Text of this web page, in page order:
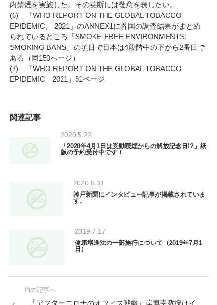
内禁煙を実施した。その英断には敬意を表したい。
(6) 「WHO REPORT ON THE GLOBAL TOBACCO
EPIDEMIC、 2021」のANNEX1に各国の調査結果がまとめ
られているところ「SMOKE-FREE ENVIRONMENTS:
SMOKING BANS」の項目で日本は4段階中の下から2番目で
ある（同150ページ）
(7) 「WHO REPORT ON THE GLOBAL TOBACCO
EPIDEMIC 2021」51ページ
関連記事
2020.5.22
「2020年4月1日は受動喫煙からの解放記念日!?」紙
版の予約受付中です！
2020.5.31
神戸新聞にインタビュー記事が掲載されていま
す。
2019.7.17
健康増進法の一部施行について（2019年7月1
日）
前の記事へ
「アフターコロナのオフィス戦略」岸博幸教授はイ